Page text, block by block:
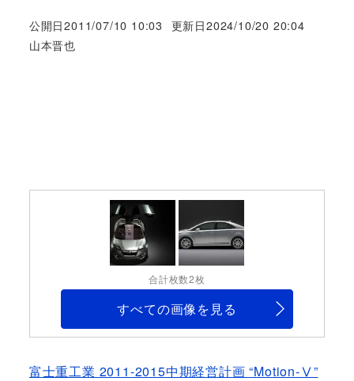
公開日2011/07/10 10:03 更新日2024/10/20 20:04
著
山本晋也
合計枚数2枚
すべての画像を見る
富士重工業 2011-2015中期経営計画 “Motion-Ⅴ”